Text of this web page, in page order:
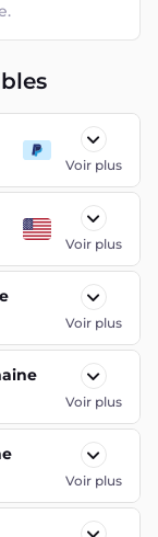
Voir plus
Voir plus
Voir plus
Voir plus
Voir plus